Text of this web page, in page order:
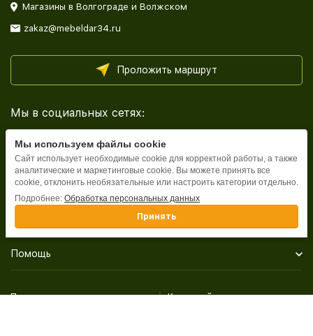
Магазины в Волгограде и Волжском
zakaz@mebeldar34.ru
Проложить маршрут
Мы в социальных сетях:
Каталог
Помощь
Политика персональных данных Карта сайта
Мы используем файлы cookie
Сайт использует необходимые cookie для корректной работы, а также
аналитические и маркетинговые cookie. Вы можете принять все
cookie, отклонить необязательные или настроить категории отдельно.
Подробнее: Обработка персональных данных
Принять